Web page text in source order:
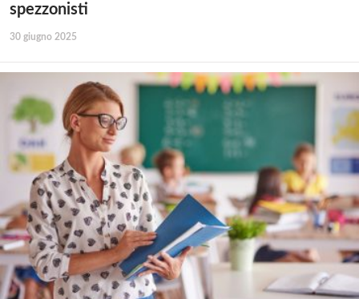
spezzonisti
30 giugno 2025